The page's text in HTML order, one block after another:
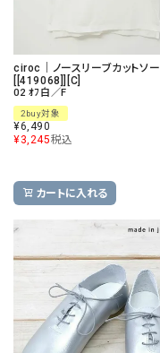
ciroc｜ノースリーブカットソー
[[419068]][C]
02 ｵﾌ白／F
2buy対象
¥6,490
¥3,245税込
カートに入れる